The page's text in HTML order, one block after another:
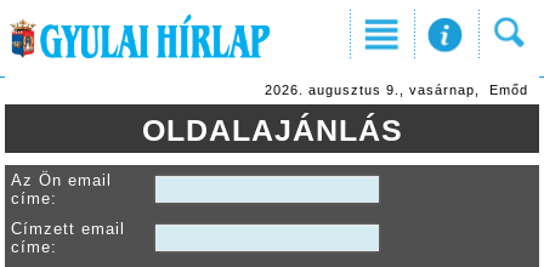
2026. augusztus 9., vasárnap, Emőd
OLDALAJÁNLÁS
Az Ön email
címe:
Címzett email
címe: